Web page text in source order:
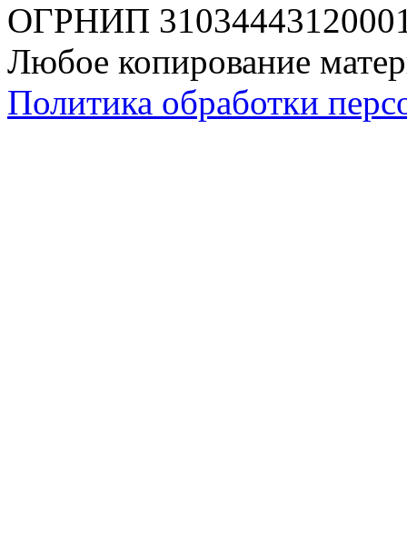
ОГРНИП
Любое копирование
Политика обработки